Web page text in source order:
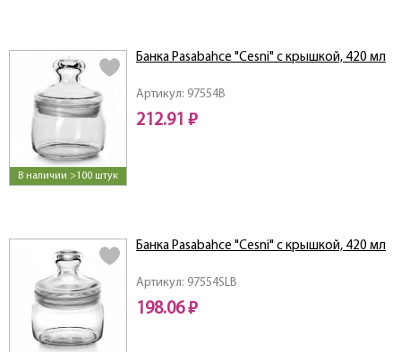
В наличии >100 штук
Артикул: 97554B
Банка Pasabahce "Cesni" с крышкой, 420 мл
212.91 ₽
Артикул: 97554SLB
Банка Pasabahce "Cesni" с крышкой, 420 мл
198.06 ₽